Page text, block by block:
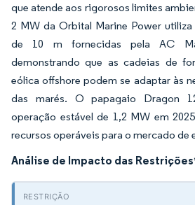
que atende aos rigorosos limites
2 MW da Orbital Marine Power
de 10 m fornecidas pela AC
demonstrando que as cadeias de
eólica offshore podem se adaptar às
das marés. O papagaio Dragon
operação estável de 1,2 MW em
recursos operáveis para o mercado de
Análise de Impacto das Restrições